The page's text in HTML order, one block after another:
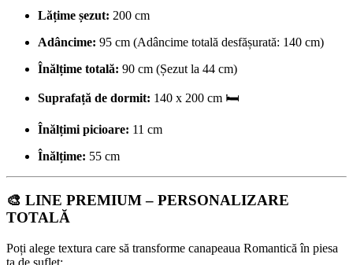
Lățime șezut: 200 cm
Adâncime: 95 cm (Adâncime totală desfășurată: 140 cm)
Înălțime totală: 90 cm (Șezut la 44 cm)
Suprafață de dormit: 140 x 200 cm 🛏️
Înălțimi picioare: 11 cm
Înălțime: 55 cm
🎨 LINE PREMIUM – PERSONALIZARE
TOTALĂ
Poți alege textura care să transforme canapeaua Romantică în piesa
ta de suflet: